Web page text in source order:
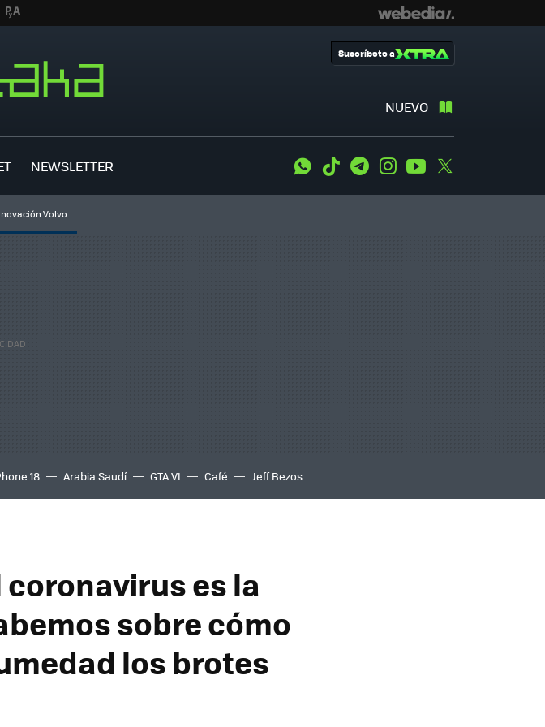
NUEVO
Suscríbete a
NEWSLETTER WhatsApp
Tiktok TelegramInstagramYoutube
Volvo
18 Arabia Saudí GTA VI Café Jeff Bezos
es la
sobre cómo
los brotes